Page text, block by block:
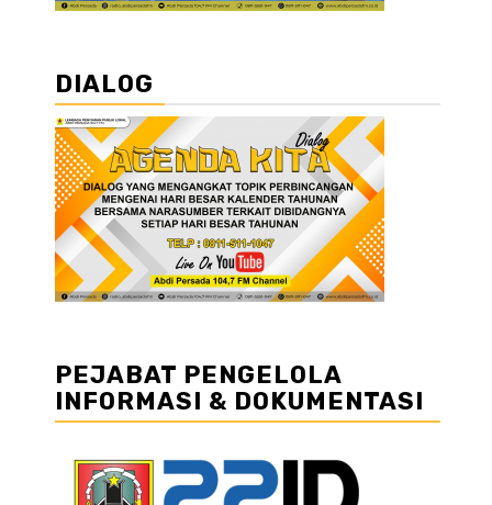
DIALOG
PEJABAT PENGELOLA
INFORMASI & DOKUMENTASI